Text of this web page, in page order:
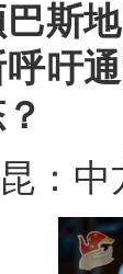
斯
吁
：中